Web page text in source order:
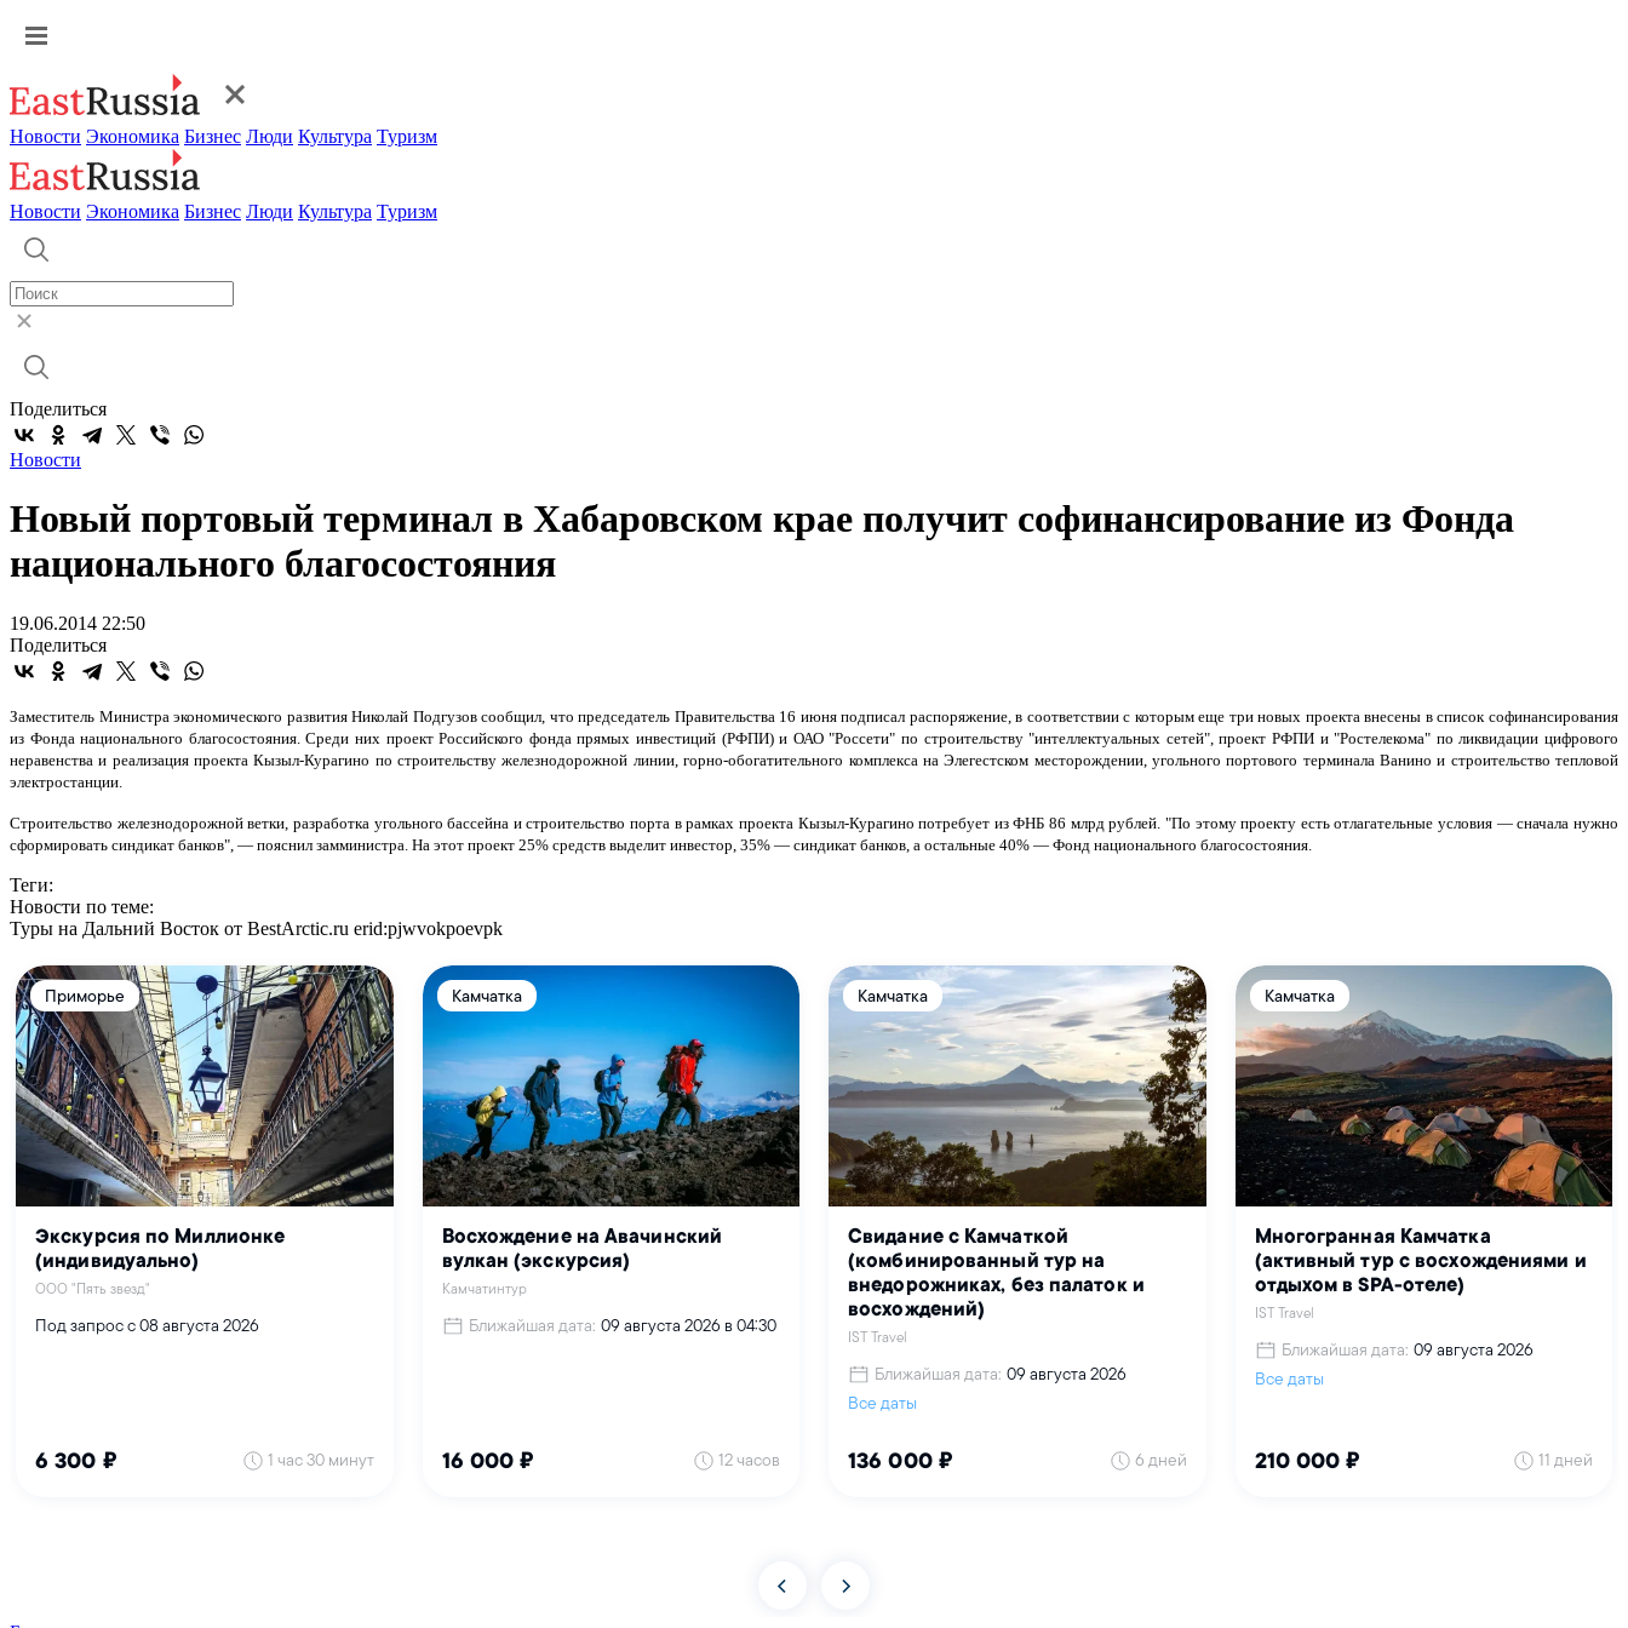
Новости Экономика Бизнес Люди Культура Туризм
Новости Экономика Бизнес Люди Культура Туризм
Поделиться
Новости
Новый портовый терминал в Хабаровском крае получит софинансирование из Фонда
национального благосостояния
19.06.2014 22:50
Поделиться
Заместитель Министра экономического развития Николай Подгузов сообщил, что председатель Правительства 16 июня подписал распоряжение, в соответствии с которым еще три новых проекта внесены в список софинансирования
из Фонда национального благосостояния. Среди них проект Российского фонда прямых инвестиций (РФПИ) и ОАО "Россети" по строительству "интеллектуальных сетей", проект РФПИ и "Ростелекома" по ликвидации цифрового
неравенства и реализация проекта Кызыл-Курагино по строительству железнодорожной линии, горно-обогатительного комплекса на Элегестском месторождении, угольного портового терминала Ванино и строительство тепловой
электростанции.
Строительство железнодорожной ветки, разработка угольного бассейна и строительство порта в рамках проекта Кызыл-Курагино потребует из ФНБ 86 млрд рублей. "По этому проекту есть отлагательные условия — сначала нужно
сформировать синдикат банков", — пояснил замминистра. На этот проект 25% средств выделит инвестор, 35% — синдикат банков, а остальные 40% — Фонд национального благосостояния.
Теги:
Новости по теме:
Туры на Дальний Восток от BestArctic.ru erid:pjwvokpoevpk